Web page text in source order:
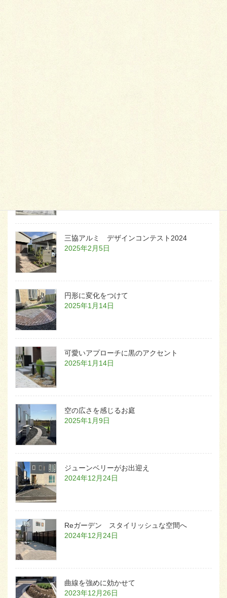
三協アルミ デザインコンテスト2024
2025年2月5日
円形に変化をつけて
2025年1月14日
可愛いアプローチに黒のアクセント
2025年1月14日
空の広さを感じるお庭
2025年1月9日
ジューンベリーがお出迎え
2024年12月24日
Reガーデン スタイリッシュな空間へ
2024年12月24日
曲線を強めに効かせて
2023年12月26日